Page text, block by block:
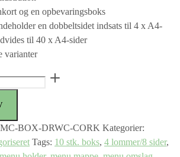
og en opbevaringsboks
en dobbeltsidet indsats til 4 x A4-
til 40 x A4-sider
varianter
MC-BOX-DRWC-CORK Kategorier:
Tags: 10 stk. boks, 4 lommer/8 sider,